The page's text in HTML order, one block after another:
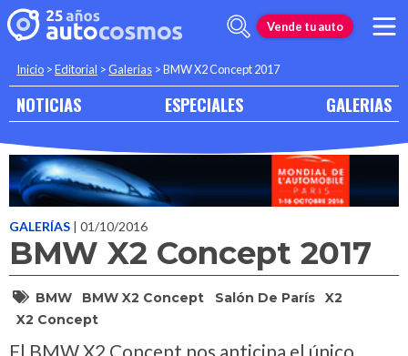
Vende tu auto
Inicio >Editorial >Galerias >BMW X2 Concept 2017
NOTICIAS ESPECIALES GALERIAS
GALERÍAS | 01/10/2016
BMW X2 Concept 2017
BMW BMW X2 Concept Salón De París
X2
X2 Concept
El BMW X2 Concept nos anticipa el único